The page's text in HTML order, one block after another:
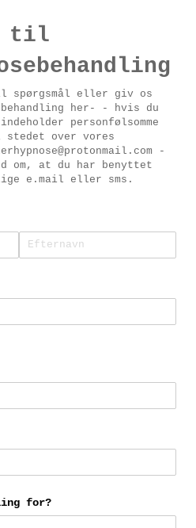
til
spørgsmål eller giv os
her- - hvis du
personfølsomme
stedet over vores
-
om, at du har benyttet
e.mail eller sms.
for?